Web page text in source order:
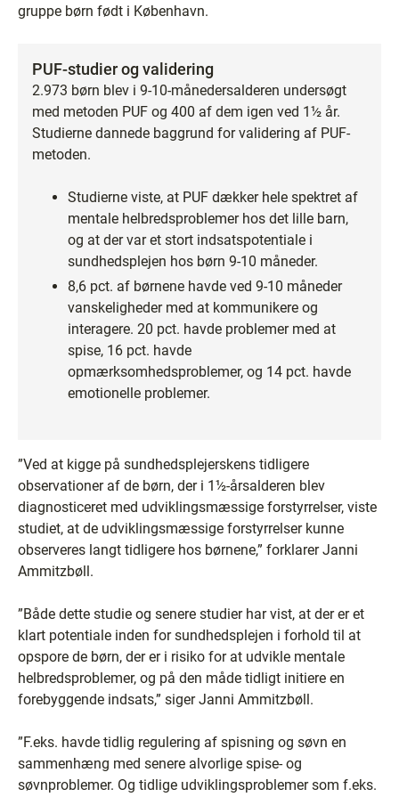
gruppe børn født i København.
PUF-studier og validering
2.973 børn blev i 9-10-månedersalderen undersøgt
med metoden PUF og 400 af dem igen ved 1½ år.
Studierne dannede baggrund for validering af PUF-
metoden.
Studierne viste, at PUF dækker hele spektret af
mentale helbredsproblemer hos det lille barn,
og at der var et stort indsatspotentiale i
sundhedsplejen hos børn 9-10 måneder.
8,6 pct. af børnene havde ved 9-10 måneder
vanskeligheder med at kommunikere og
interagere. 20 pct. havde problemer med at
spise, 16 pct. havde
opmærksomhedsproblemer, og 14 pct. havde
emotionelle problemer.
”Ved at kigge på sundhedsplejerskens tidligere
observationer af de børn, der i 1½-årsalderen blev
diagnosticeret med udviklingsmæssige forstyrrelser, viste
studiet, at de udviklingsmæssige forstyrrelser kunne
observeres langt tidligere hos børnene,” forklarer Janni
Ammitzbøll.
”Både dette studie og senere studier har vist, at der er et
klart potentiale inden for sundhedsplejen i forhold til at
opspore de børn, der er i risiko for at udvikle mentale
helbredsproblemer, og på den måde tidligt initiere en
forebyggende indsats,” siger Janni Ammitzbøll.
”F.eks. havde tidlig regulering af spisning og søvn en
sammenhæng med senere alvorlige spise- og
søvnproblemer. Og tidlige udviklingsproblemer som f.eks.